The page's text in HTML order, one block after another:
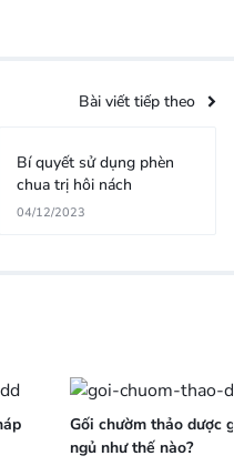
Bài viết tiếp theo
Bí quyết sử dụng phèn
chua trị hôi nách
04/12/2023
Gối chườm thảo dược
ngủ như thế nào?